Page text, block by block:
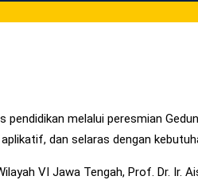
melalui peresmian
dan selaras dengan
VI Jawa Tengah, Prof. Dr. Ir.